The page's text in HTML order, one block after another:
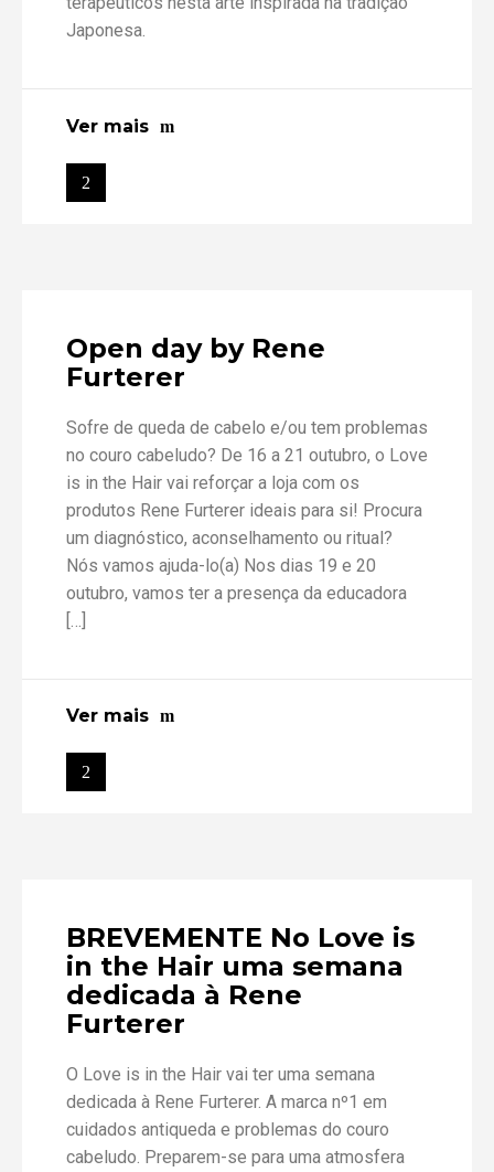
Japonesa.
Ver mais
Open day by Rene
Furterer
Sofre de queda de cabelo e/ou tem problemas
no couro cabeludo? De 16 a 21 outubro, o Love
is in the Hair vai reforçar a loja com os
produtos Rene Furterer ideais para si! Procura
um diagnóstico, aconselhamento ou ritual?
Nós vamos ajuda-lo(a) Nos dias 19 e 20
outubro, vamos ter a presença da educadora
[…]
Ver mais
BREVEMENTE No Love is
in the Hair uma semana
dedicada à Rene
Furterer
O Love is in the Hair vai ter uma semana
dedicada à Rene Furterer. A marca nº1 em
cuidados antiqueda e problemas do couro
cabeludo. Preparem-se para uma atmosfera